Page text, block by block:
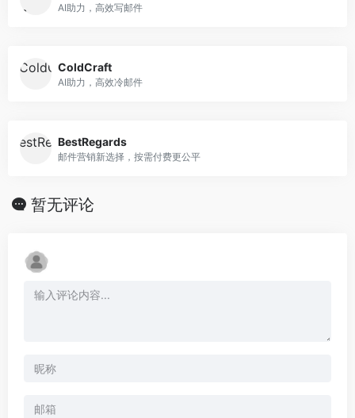
AI助力，高效写邮件
ColdCraft
AI助力，高效冷邮件
BestRegards
邮件营销新选择，按需付费更公平
暂无评论